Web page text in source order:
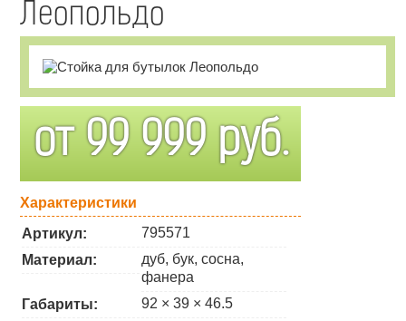
Леопольдо
от 99 999руб.
Характеристики
Артикул:
795571
Материал:
дуб, бук, сосна,
фанера
Габариты:
92 × 39 × 46.5